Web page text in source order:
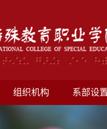
组织机构 系部设